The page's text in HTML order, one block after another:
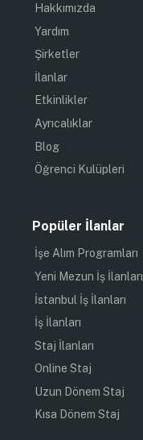
Hakkımızda
Yardım
Şirketler
İlanlar
Etkinlikler
Ayrıcalıklar
Blog
Öğrenci Kulüpleri
Popüler İlanlar
İşe Alım Programları
Yeni Mezun İş İlanları
İstanbul İş İlanları
İş İlanları
Staj İlanları
Online Staj
Uzun Dönem Staj
Kısa Dönem Staj